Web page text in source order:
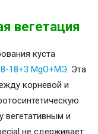
вегетация
куста
18+3 MgO+МЭ. Эта
корневой и
вегетативным и
не сдерживает